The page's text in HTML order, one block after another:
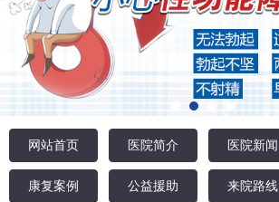
网站首页 医院简介 医院新闻
康复案例 公益援助 来院路线